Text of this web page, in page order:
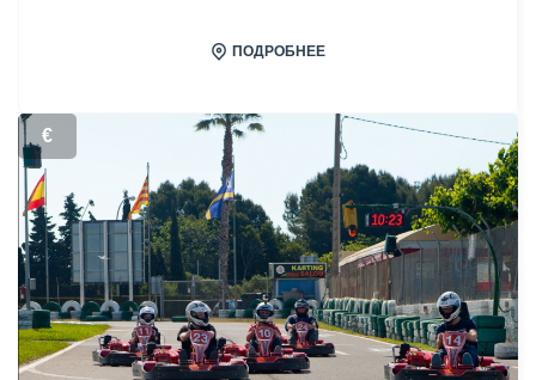
ПОДРОБНЕЕ
€